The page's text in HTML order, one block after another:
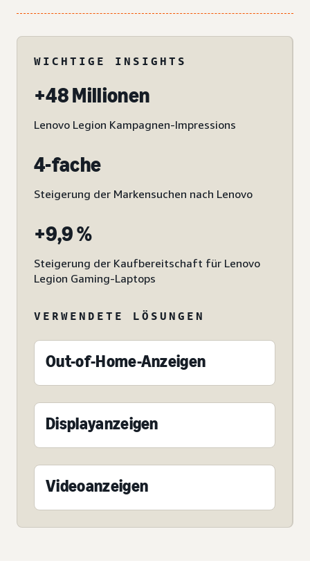
WICHTIGE INSIGHTS
+48 Millionen
Lenovo Legion Kampagnen-Impressions
4-fache
Steigerung der Markensuchen nach Lenovo
+9,9 %
Steigerung der Kaufbereitschaft für Lenovo
Legion Gaming-Laptops
VERWENDETE LÖSUNGEN
Out-of-Home-Anzeigen
Displayanzeigen
Videoanzeigen